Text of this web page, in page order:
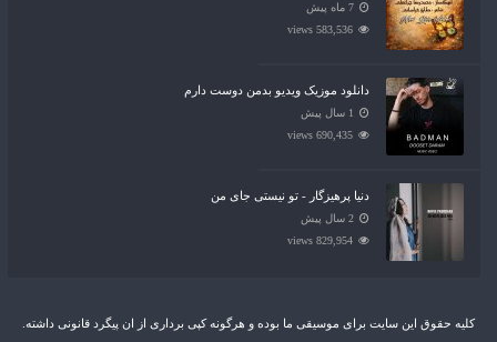
7 ماه پیش
583,536 views
دانلود موزیک ویدیو بدمن دوست دارم
1 سال پیش
690,435 views
دنیا پرهیزگار - تو نیستی جای من
2 سال پیش
829,954 views
کلیه حقوق این سایت برای موسیقی ما بوده و هرگونه کپی برداری از ان پیگرد قانونی داشته.